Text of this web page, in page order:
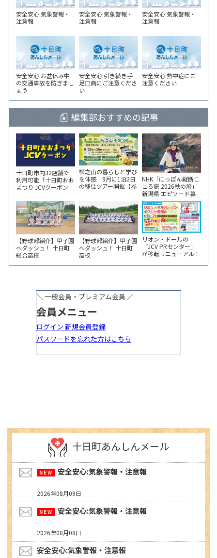
安全安心:気象警報・
注意報
安全安心:気象警報・
注意報
安全安心:気象警報・
注意報
安全安心:お盆休み中
の交通事故を防ぎまし
ょう
安全安心:引き続き手
足口病にご注意くださ
い
安全安心:熱中症にご
注意ください
編集部おすすめの記事
十日町市内32店舗で
利用可能「十日町おお
まつり JCVクーポン」
い！
松之山の暮らしと学び
を体感 9月に1泊2日
の移住ツアー開催【参
NHK「にっぽん縦断こ
ころ旅 2026秋の旅」
新潟県 エピソード募
集中！
【野球部紹介】甲子園
へダッシュ！ 十日町
総合高校
【野球部紹介】甲子園
へダッシュ！ 十日町
高校
リオン・ドールの
「JCV PRセンター」
が移転リニューアル！
ベント開催
十日町あんしんメール
安全安心:気象警報・注意報
2026年08月09日
安全安心:気象警報・注意報
2026年08月08日
安全安心:気象警報・注意報